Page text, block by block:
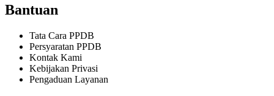
Bantuan
Tata Cara PPDB
Persyaratan PPDB
Kontak Kami
Kebijakan Privasi
Pengaduan Layanan